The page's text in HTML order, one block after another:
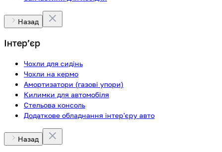
Назад
Інтерʼєр
Чохли для сидінь
Чохли на кермо
Амортизатори (газові упори)
Килимки для автомобіля
Стельова консоль
Додаткове обладнання інтер'єру авто
Назад